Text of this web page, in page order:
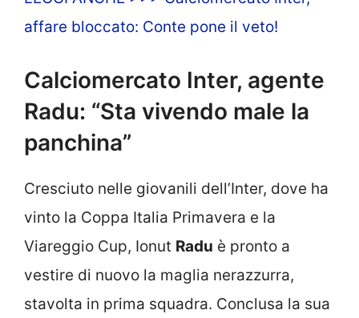
affare bloccato: Conte pone il veto!
Calciomercato Inter, agente
Radu: “Sta vivendo male la
panchina”
Cresciuto nelle giovanili dell’Inter, dove ha
vinto la Coppa Italia Primavera e la
Viareggio Cup, Ionut Radu è pronto a
vestire di nuovo la maglia nerazzurra,
stavolta in prima squadra. Conclusa la sua